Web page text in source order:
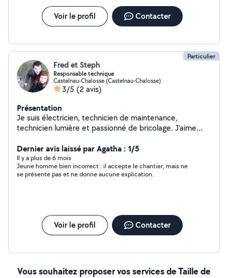
Voir le profil Contacter
Particulier
Fred et Steph
Responsable technique
Castelnau-Chalosse (Castelnau-Chalosse)
3/5 (2 avis)
Présentation
Je suis électricien, technicien de maintenance,
technicien lumière et passionné de bricolage. J'aime
animaux et c est avec plaisir que nous pouvons les
garder.
Dernier avis laissé par Agatha : 1/5
Il y a plus de 6 mois
Jeune homme bien incorrect : il accepte le chantier, mais ne
se présente pas et ne donne aucune explication.
Voir le profil Contacter
Vous souhaitez proposer vos services de Taille de